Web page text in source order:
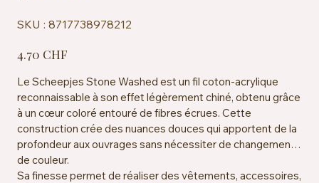
SKU : 8717738978212
8717738978212
4.70 CHF
Le Scheepjes Stone Washed est un fil coton-acrylique
reconnaissable à son effet légèrement chiné, obtenu grâce
à un cœur coloré entouré de fibres écrues. Cette
construction crée des nuances douces qui apportent de la
profondeur aux ouvrages sans nécessiter de changement
de couleur.
Sa finesse permet de réaliser des vêtements, accessoires,